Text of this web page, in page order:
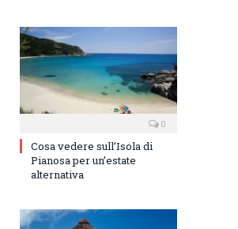
0
Cosa vedere sull’Isola di
Pianosa per un’estate
alternativa